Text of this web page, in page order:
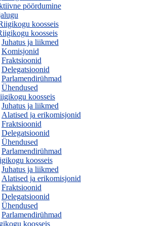
pöördumine
koosseis
koosseis
Juhatus ja liikmed
Komisjonid
Fraktsioonid
Delegatsioonid
Parlamendirühmad
Ühendused
koosseis
Juhatus ja liikmed
Alatised ja erikomisjonid
Fraktsioonid
Delegatsioonid
Ühendused
Parlamendirühmad
koosseis
Juhatus ja liikmed
Alatised ja erikomisjonid
Fraktsioonid
Delegatsioonid
Ühendused
Parlamendirühmad
koosseis